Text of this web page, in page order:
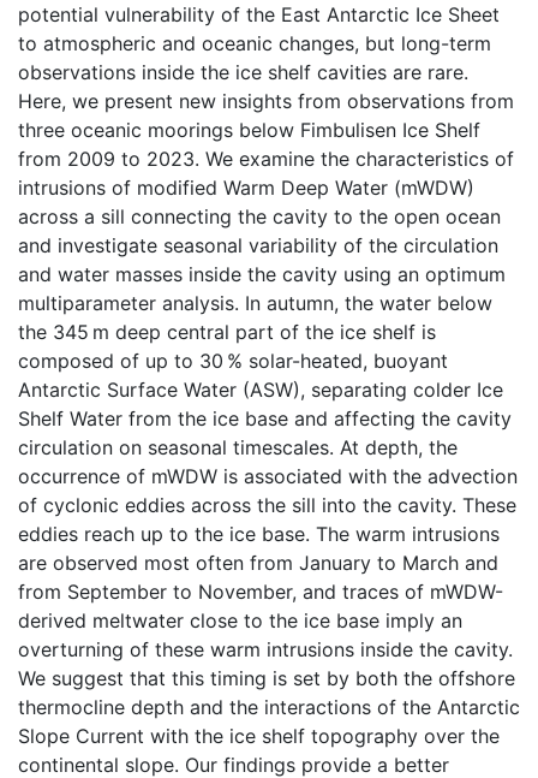
potential vulnerability of the East Antarctic Ice Sheet
to atmospheric and oceanic changes, but long-term
observations inside the ice shelf cavities are rare.
Here, we present new insights from observations from
three oceanic moorings below Fimbulisen Ice Shelf
from 2009 to 2023. We examine the characteristics of
intrusions of modified Warm Deep Water (mWDW)
across a sill connecting the cavity to the open ocean
and investigate seasonal variability of the circulation
and water masses inside the cavity using an optimum
multiparameter analysis. In autumn, the water below
the 345 m deep central part of the ice shelf is
composed of up to 30 % solar-heated, buoyant
Antarctic Surface Water (ASW), separating colder Ice
Shelf Water from the ice base and affecting the cavity
circulation on seasonal timescales. At depth, the
occurrence of mWDW is associated with the advection
of cyclonic eddies across the sill into the cavity. These
eddies reach up to the ice base. The warm intrusions
are observed most often from January to March and
from September to November, and traces of mWDW-
derived meltwater close to the ice base imply an
overturning of these warm intrusions inside the cavity.
We suggest that this timing is set by both the offshore
thermocline depth and the interactions of the Antarctic
Slope Current with the ice shelf topography over the
continental slope. Our findings provide a better